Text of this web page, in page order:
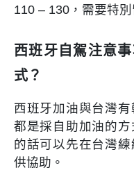
110 – 130，需要特
西班牙自駕注意
式？
西班牙加油與台灣
都是採自助加油的
的話可以先在台灣
供協助。